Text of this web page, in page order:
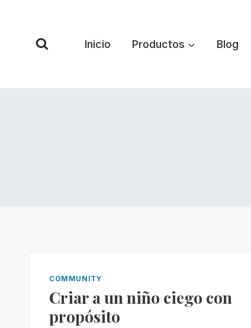
Contenido
Inicio Productos Blog
COMMUNITY
Criar a un niño ciego con
propósito